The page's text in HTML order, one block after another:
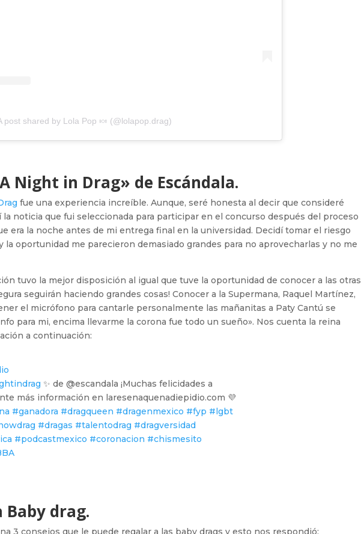
post shared by Lola Pop 🍬 (@lolapop.drag)
Night in Drag» de Escándala.
fue una experiencia increíble. Aunque, seré honesta al decir que consideré
noticia que fui seleccionada para participar en el concurso después del proceso
era la noche antes de mi entrega final en la universidad. Decidí tomar el riesgo
la oportunidad me parecieron demasiado grandes para no aprovecharlas y no me
tuvo la mejor disposición al igual que tuve la oportunidad de conocer a las otras
seguirán haciendo grandes cosas! Conocer a la Supermana, Raquel Martínez,
el micrófono para cantarle personalmente las mañanitas a Paty Cantú se
para mi, encima llevarme la corona fue todo un sueño». Nos cuenta la reina
a continuación:
✨ de @escandala ¡Muchas felicidades a
más información en laresenaquenadiepidio.com 💜
#ganadora #dragqueen #dragenmexico #fyp #lgbt
#dragas #talentodrag #dragversidad
#podcastmexico #coronacion #chismesito
Baby drag.
3 consejos que le puede regalar a las baby drags y esto nos respondió: